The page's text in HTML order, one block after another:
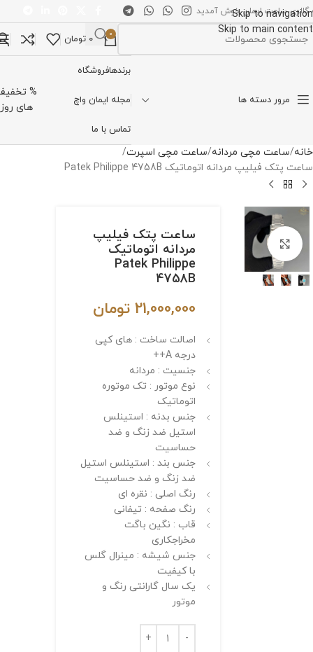
Skip to navigation
Skip to main content
گالری ساعت ایمان خوش آمدید
0
0 تومان
مرور دسته ها
برندهافروشگاه
مجله ایمان واچ
تماس با ما
%
های روز
خانه ساعت مچی مردانه ساعت مچی اسپرت
ساعت پتک فیلیپ مردانه اتوماتیک Patek Philippe 4758B
برای بزرگنمایی کلیک کنیدساعت پتک فیلیپ
مردانه اتوماتیک
Patek Philippe
4758B
21,000,000 تومان
اصالت ساخت : های کپی
درجه A++
جنسیت : مردانه
نوع موتور : تک موتوره
اتوماتیک
جنس بدنه : استینلس
استیل ضد زنگ و ضد
حساسیت
جنس بند : استینلس استیل
ضد زنگ و ضد حساسیت
رنگ اصلی : نقره ای
رنگ صفحه : تیفانی
قاب : نگین باگت
مخراجکاری
جنس شیشه : مینرال گلس
با کیفیت
یک سال گارانتی رنگ و
موتور